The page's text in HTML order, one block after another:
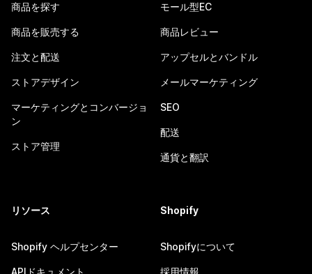
商品を探す
商品を販売する
注文と配送
ストアデザイン
マーケティングとコンバージョ
ン
ストア管理
モール型EC
商品レビュー
アップセルとバンドル
メールマーケティング
SEO
配送
通貨と翻訳
リソース
Shopify ヘルプセンター
Shopify
Shopifyについて